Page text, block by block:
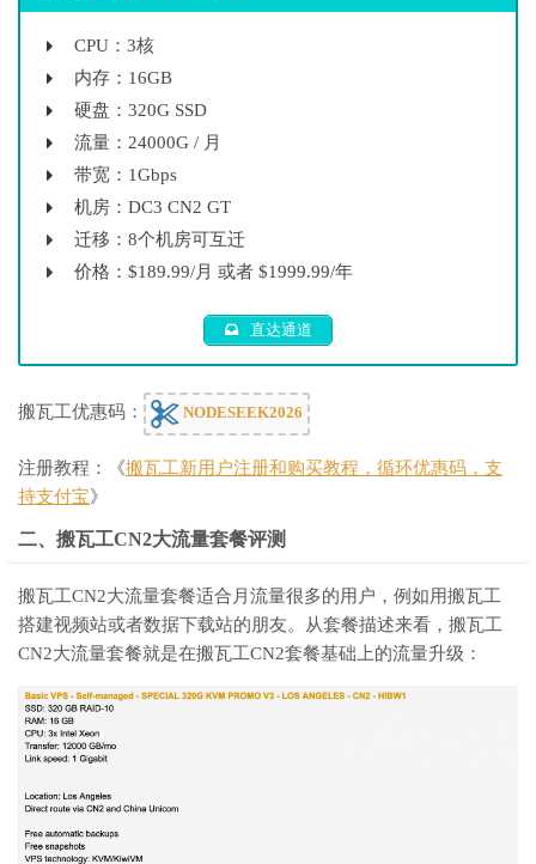
CPU：3核
内存：16GB
硬盘：320G SSD
流量：24000G / 月
带宽：1Gbps
机房：DC3 CN2 GT
迁移：8个机房可互迁
价格：$189.99/月 或者 $1999.99/年
直达通道
搬瓦工优惠码： NODESEEK2026
注册教程：《搬瓦工新用户注册和购买教程，循环优惠码，支
持支付宝》
二、搬瓦工CN2大流量套餐评测
搬瓦工CN2大流量套餐适合月流量很多的用户，例如用搬瓦工
搭建视频站或者数据下载站的朋友。从套餐描述来看，搬瓦工
CN2大流量套餐就是在搬瓦工CN2套餐基础上的流量升级：